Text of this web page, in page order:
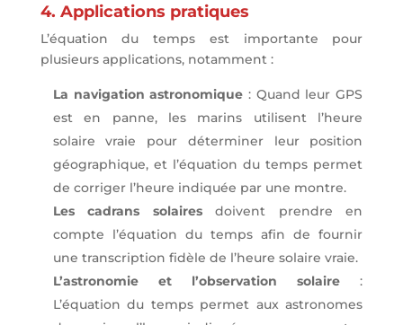
4. Applications pratiques
L’équation du temps est importante pour
plusieurs applications, notamment :
La navigation astronomique : Quand leur GPS
est en panne, les marins utilisent l’heure
solaire vraie pour déterminer leur position
géographique, et l’équation du temps permet
de corriger l’heure indiquée par une montre.
Les cadrans solaires
doivent prendre en
compte l’équation du temps afin de fournir
une transcription fidèle de l’heure solaire vraie.
L’astronomie et l’observation solaire :
L’équation du temps permet aux astronomes